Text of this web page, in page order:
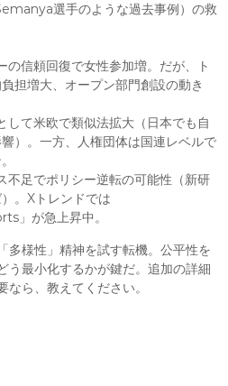
選手のような過去事例）の救
の信頼回復で女性参加増。だが、ト
担増大、オープン部門創設の動き
して米欧で類似法拡大（日本でも自
）。一方、人権団体は国連レベルで
不足でポリシー逆転の可能性（新研
。Xトレンドでは
」が急上昇中。
多様性」精神を試す転機。公平性を
う最小化するかが鍵だ。追加の詳細
なら、教えてください。